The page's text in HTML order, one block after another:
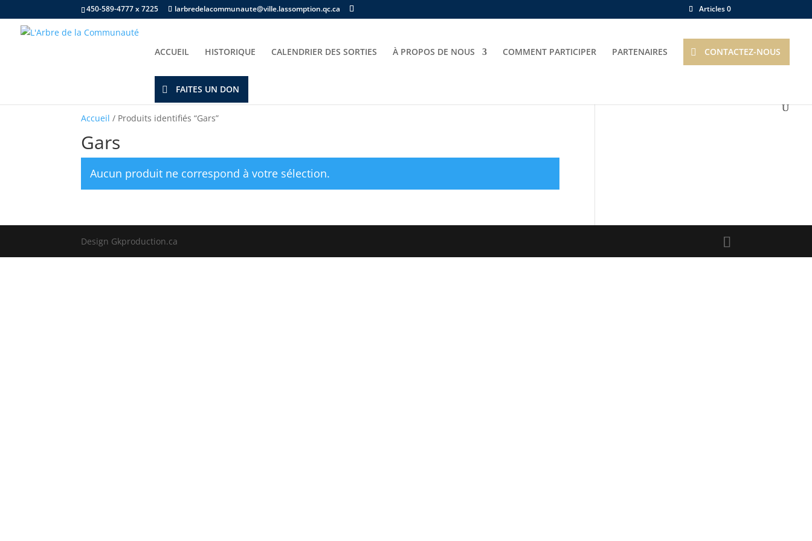
450-589-4777 x 7225 larbredelacommunaute@ville.lassomption.qc.ca Articles 0
ACCUEIL HISTORIQUE CALENDRIER DES SORTIES À PROPOS DE NOUS COMMENT PARTICIPER PARTENAIRES CONTACTEZ-NOUS
FAITES UN DON
Accueil / Produits identifiés “Gars”
Gars
Aucun produit ne correspond à votre sélection.
Design Gkproduction.ca